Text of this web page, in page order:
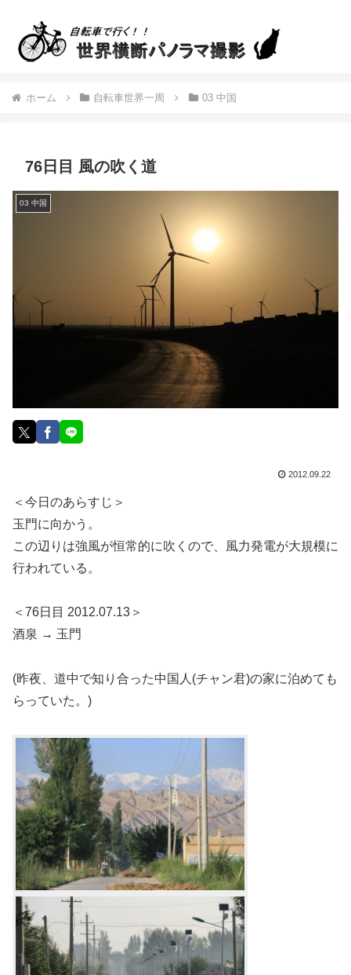
ホーム 自転車世界一周 03 中国
76日目 風の吹く道
03 中国
2012.09.22
＜今日のあらすじ＞
玉門に向かう。
この辺りは強風が恒常的に吹くので、風力発電が大規模に
行われている。
＜76日目 2012.07.13＞
酒泉 → 玉門
(昨夜、道中で知り合った中国人(チャン君)の家に泊めても
らっていた。)